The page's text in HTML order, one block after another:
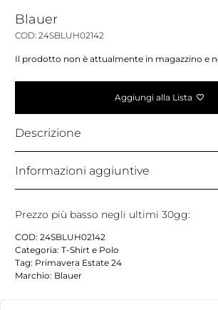
Blauer
COD: 24SBLUH02142
Il prodotto non è attualmente in magazzino e
Aggiungi alla Lista
Descrizione
Informazioni aggiuntive
Prezzo più basso negli ultimi 30gg:
COD: 24SBLUH02142
Categoria: T-Shirt e Polo
Tag: Primavera Estate 24
Marchio: Blauer